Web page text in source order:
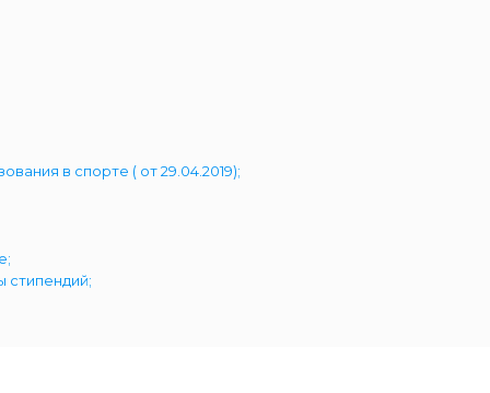
в спорте ( от 29.04.2019);
стипендий;